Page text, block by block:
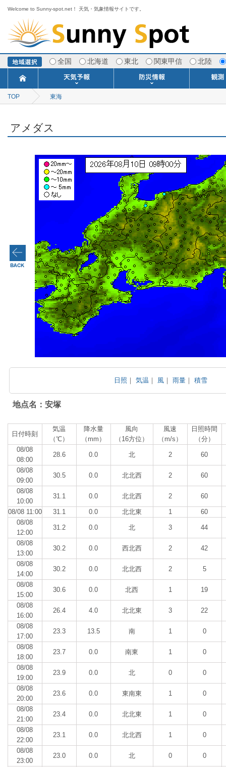
Welcome to Sunny-spot.net！ 天気・気象情報サイトです。
全国 北海道 東北 関東甲信 北陸
今日明日の天気
ポイント予報
週間天気予報
寒・暖候期予報
TOP 東海
アメダス
日照 ｜気温 ｜ 風 ｜雨量 ｜積雪
地点名：安塚
日付時刻
気温
（℃）
降水量
（mm）
風向
（16方位）
風速
（m/s）
日照時間
（分）
08/08
08:00
28.6 0.0 北 2 60
08/08
09:00
30.5 0.0 北北西 2 60
08/08
10:00
31.1 0.0 北北西 2 60
08/08 11:00 31.1 0.0 北北東 1
60
08/08
12:00
31.2 0.0 北 3 44
08/08
13:00
30.2 0.0 西北西 2 42
08/08
14:00
30.2 0.0 北北西 2 5
08/08
15:00
30.6 0.0 北西 1 19
08/08
16:00
26.4 4.0 北北東 3 22
08/08
17:00
23.3 13.5 南 1 0
08/08
18:00
23.7 0.0 南東 1 0
08/08
19:00
23.9 0.0 北 0 0
08/08
20:00
23.6 0.0 東南東 1 0
08/08
21:00
23.4 0.0 北北東 1 0
08/08
22:00
23.1 0.0 北北西 1 0
08/08
23:00
23.0 0.0 北 0 0